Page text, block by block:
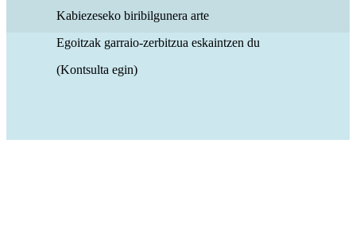
Kabiezeseko biribilgunera arte
Egoitzak garraio-zerbitzua eskaintzen du
(Kontsulta egin)